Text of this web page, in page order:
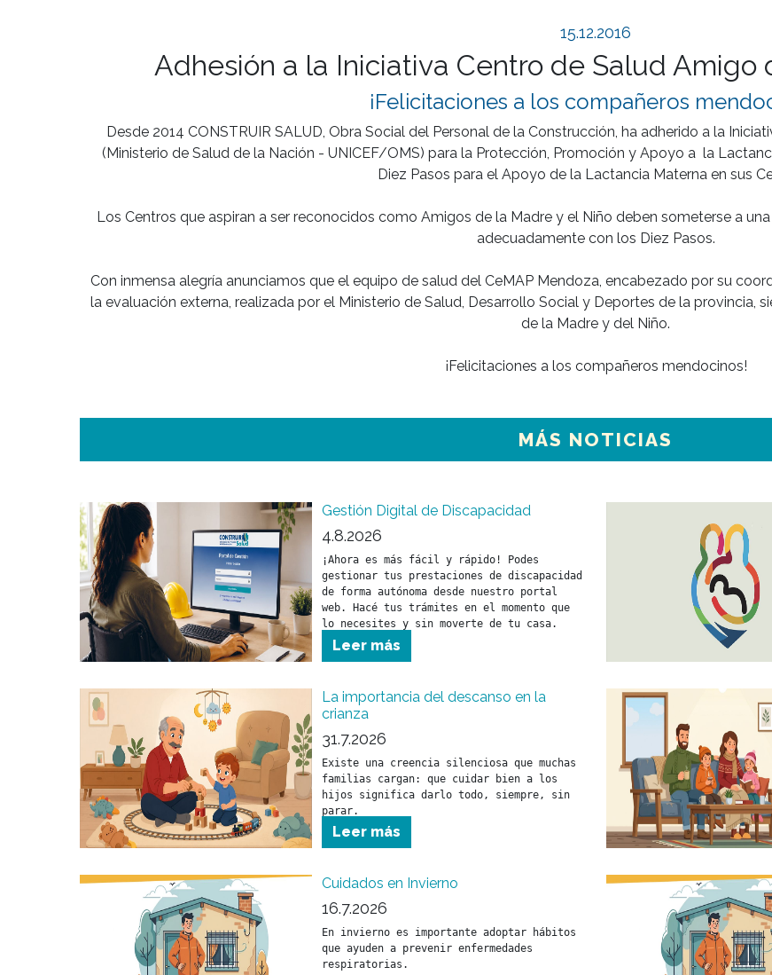
15.12.2016
Adhesión a la Iniciativa Centro de Salud Amigo
¡Felicitaciones a los compañeros
Desde 2014 CONSTRUIR SALUD, Obra Social del Personal de la Construcción, ha adherido a la
(Ministerio de Salud de la Nación - UNICEF/OMS) para la Protección, Promoción y Apoyo a  la
Diez Pasos para el Apoyo de la Lactancia Materna en sus
Los Centros que aspiran a ser reconocidos como Amigos de la Madre y el Niño deben someterse a
adecuadamente con los Diez Pasos.
Con inmensa alegría anunciamos que el equipo de salud del CeMAP Mendoza, encabezado por su
la evaluación externa, realizada por el Ministerio de Salud, Desarrollo Social y Deportes de la provincia,
de la Madre y del Niño.
MÁS NOTICIAS
Gestión Digital de Discapacidad
4.8.2026
¡Ahora es más fácil y rápido! Podes
gestionar tus prestaciones de discapacidad
de forma autónoma desde nuestro portal
web. Hacé tus trámites en el momento que
lo necesites y sin moverte de tu casa.
Leer más
La importancia del descanso en la
crianza
31.7.2026
Existe una creencia silenciosa que muchas
familias cargan: que cuidar bien a los
hijos significa darlo todo, siempre, sin
parar.
Leer más
Cuidados en Invierno
16.7.2026
En invierno es importante adoptar hábitos
que ayuden a prevenir enfermedades
respiratorias.